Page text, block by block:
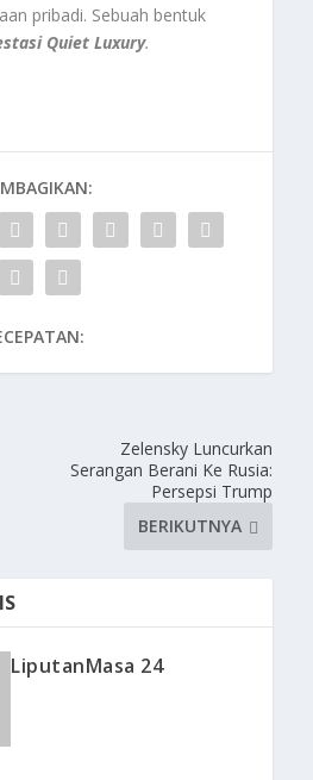
pribadi. Sebuah bentuk
Quiet Luxury.
Zelensky Luncurkan
Serangan Berani Ke Rusia:
Persepsi Trump
BERIKUTNYA
LiputanMasa 24